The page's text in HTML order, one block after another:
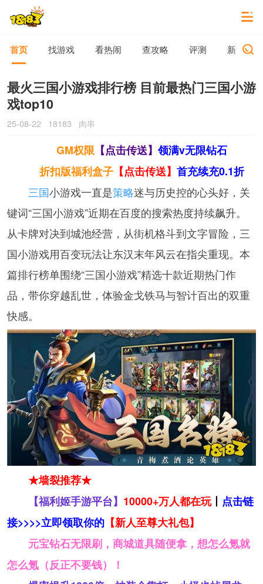
首页 找游戏 看热闹 查攻略 评测 新游动态
最火三国小游戏排行榜 目前最热门三国小游
戏top10
25-08-22 18183 肉串
GM权限【点击传送】领满v无限钻石
折扣版福利盒子 【点击传送】首充续充0.1折
三国小游戏一直是策略迷与历史控的心头好，关
键词“三国小游戏”近期在百度的搜索热度持续飙升。
从卡牌对决到城池经营，从街机格斗到文字冒险，三
国小游戏用百变玩法让东汉末年风云在指尖重现。本
篇排行榜单围绕“三国小游戏”精选十款近期热门作
品，带你穿越乱世，体验金戈铁马与智计百出的双重
快感。
★墙裂推荐★
【福利姬手游平台】 10000+万人都在玩丨 点击链
接>>>>立即领取你的【新人至尊大礼包】
元宝钻石无限刷，商城道具随便拿，想怎么氪就
怎么氪（反正不要钱）！